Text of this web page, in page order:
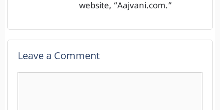
website, “Aajvani.com.”
Leave a Comment